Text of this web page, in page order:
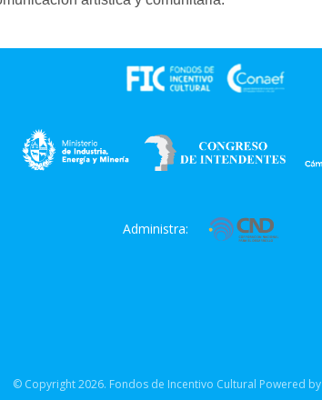
Administra:
© Copyright 2026. Fondos de Incentivo Cultural Powered by